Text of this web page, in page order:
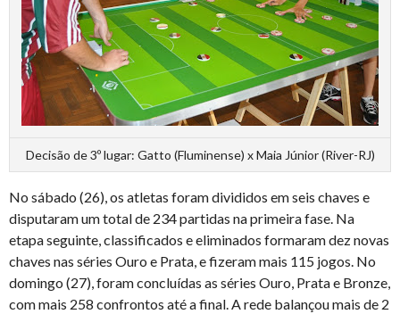
Decisão de 3º lugar: Gatto (Fluminense) x Maia Júnior (River-RJ)
No sábado (26), os atletas foram divididos em seis chaves e
disputaram um total de 234 partidas na primeira fase. Na
etapa seguinte, classificados e eliminados formaram dez novas
chaves nas séries Ouro e Prata, e fizeram mais 115 jogos. No
domingo (27), foram concluídas as séries Ouro, Prata e Bronze,
com mais 258 confrontos até a final. A rede balançou mais de 2